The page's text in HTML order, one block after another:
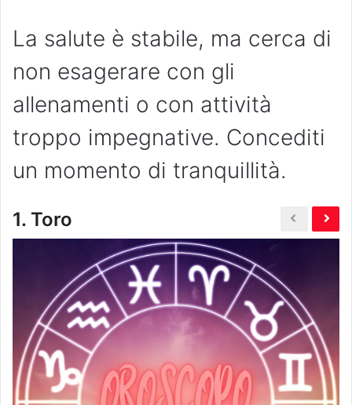
La salute è stabile, ma cerca di
non esagerare con gli
allenamenti o con attività
troppo impegnative. Concediti
un momento di tranquillità.
1. Toro